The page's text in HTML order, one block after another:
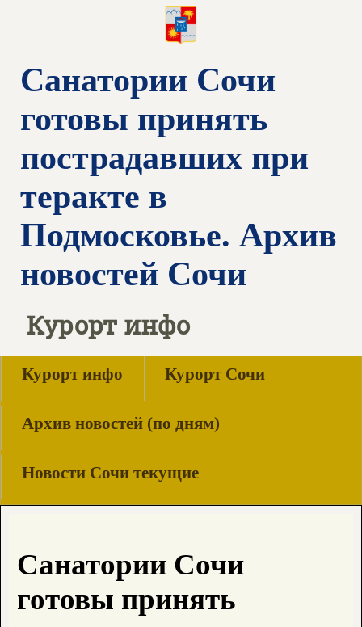
Санатории Сочи
готовы принять
пострадавших при
теракте в
Подмосковье. Архив
новостей Сочи
Курорт инфо
Курорт инфо Курорт Сочи
Архив новостей (по дням)
Новости Сочи текущие
Санатории Сочи
готовы принять